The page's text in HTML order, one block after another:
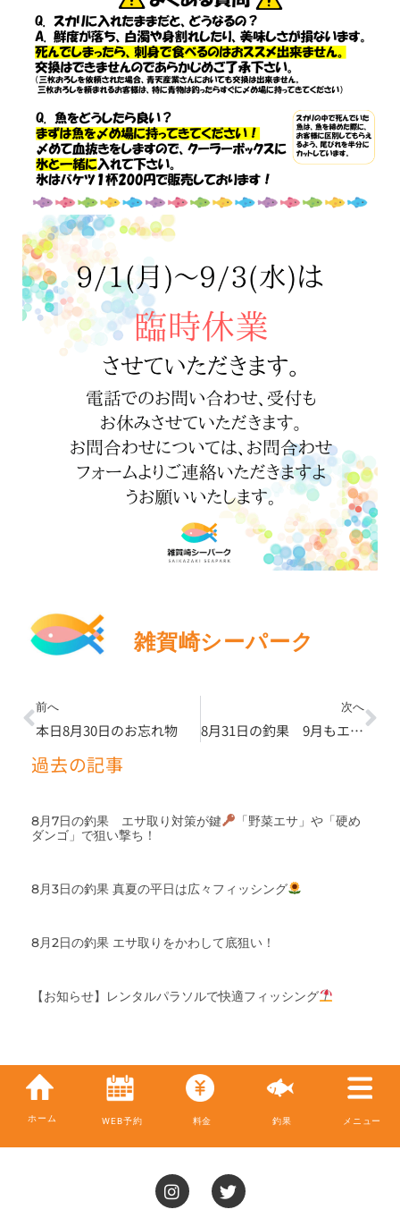
雑賀崎シーパーク
Prev
前へ
本日8月30日のお忘れ物
次へ
8月31日の釣果 9月もエサ取り対策してくださいね！
過去の記事
8月7日の釣果 エサ取り対策が鍵
「野菜エサ」や「硬め
ダンゴ」で狙い撃ち！
8月3日の釣果 真夏の平日は広々フィッシング
8月2日の釣果 エサ取りをかわして底狙い！
【お知らせ】レンタルパラソルで快適フィッシング
ホーム WEB予約 料金 釣果 メニュー
I
n
T
w